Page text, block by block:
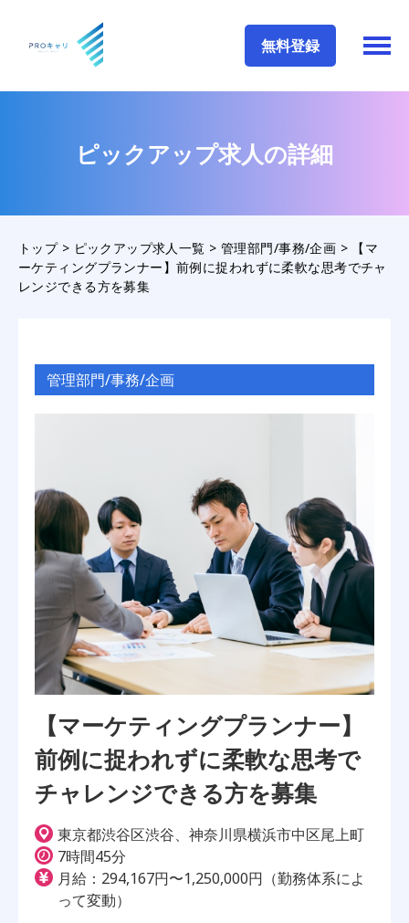
無料登録
ピックアップ求人の詳細
トップ> ピックアップ求人一覧 > 管理部門/事務/企画 >
【マ
ーケティングプランナー】前例に捉われずに柔軟な思考でチャ
レンジできる方を募集
管理部門/事務/企画
【マーケティングプランナー】
前例に捉われずに柔軟な思考で
チャレンジできる方を募集
東京都渋谷区渋谷、神奈川県横浜市中区尾上町
7時間45分
月給：294,167円〜1,250,000円（勤務体系によ
って変動）